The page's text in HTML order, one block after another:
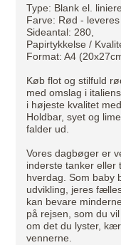
Type: Blank el.
Farve: Rød -
Sideantal: 280,
Papirtykkelse /
Format: A4
Køb flot og stilfuld
med omslag i
i højeste kvalitet
Holdbar, syet og
falder ud.
Vores dagbøger er
inderste tanker eller
hverdag. Som baby
udvikling, jeres
kan bevare
på rejsen, som du
om det du lyster,
vennerne.